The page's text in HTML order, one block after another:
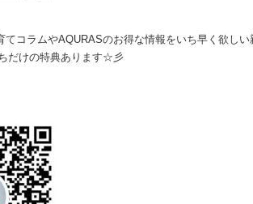
てコラムやAQURASのお得な情報をいち早く欲し
だけの特典あります☆彡